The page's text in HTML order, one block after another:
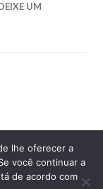
UM
lhe oferecer a
você continuar a
de acordo com